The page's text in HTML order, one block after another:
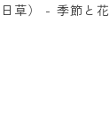
草） - 季節と花